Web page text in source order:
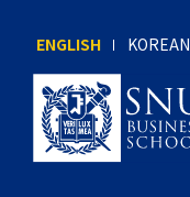
ENGLISH KOREAN